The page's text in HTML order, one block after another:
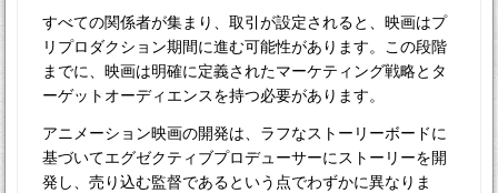
すべての関係者が集まり、取引が設定されると、映画はプ
リプロダクション期間に進む可能性があります。この段階
までに、映画は明確に定義されたマーケティング戦略とタ
ーゲットオーディエンスを持つ必要があります。
アニメーション映画の開発は、ラフなストーリーボードに
基づいてエグゼクティブプロデューサーにストーリーを開
発し、売り込む監督であるという点でわずかに異なりま